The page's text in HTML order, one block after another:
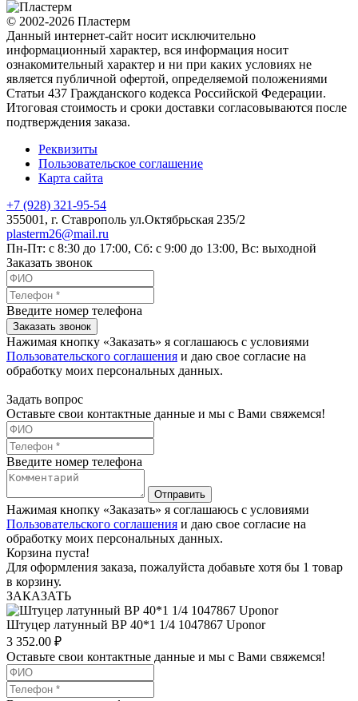
© 2002-2026 Пластерм
Данный интернет-сайт носит исключительно
информационный характер, вся информация носит
ознакомительный характер и ни при каких условиях не
является публичной офертой, определяемой положениями
Статьи 437 Гражданского кодекса Российской Федерации.
Итоговая стоимость и сроки доставки согласовываются после
подтверждения заказа.
Реквизиты
Пользовательское соглашение
Карта сайта
+7 (928) 321-95-54
355001 , г. Ставрополь ул.Октябрьская 235/2
plasterm26@mail.ru
Пн-Пт: с 8:30 до 17:00, Сб: с 9:00 до 13:00, Вс: выходной
Заказать звонок
Введите номер телефона
Заказать звонок
Нажимая кнопку «Заказать» я соглашаюсь с условиями
Пользовательского соглашения и даю свое согласие на
обработку моих персональных данных.
Задать вопрос
Оставьте свои контактные данные и мы с Вами свяжемся!
Введите номер телефона
Отправить
Нажимая кнопку «Заказать» я соглашаюсь с условиями
Пользовательского соглашения и даю свое согласие на
обработку моих персональных данных.
Корзина пуста!
Для оформления заказа, пожалуйста добавьте хотя бы 1 товар
в корзину.
ЗАКАЗАТЬ
Штуцер латунный ВР 40*1 1/4 1047867 Uponor
3 352.00 ₽
Оставьте свои контактные данные и мы с Вами свяжемся!